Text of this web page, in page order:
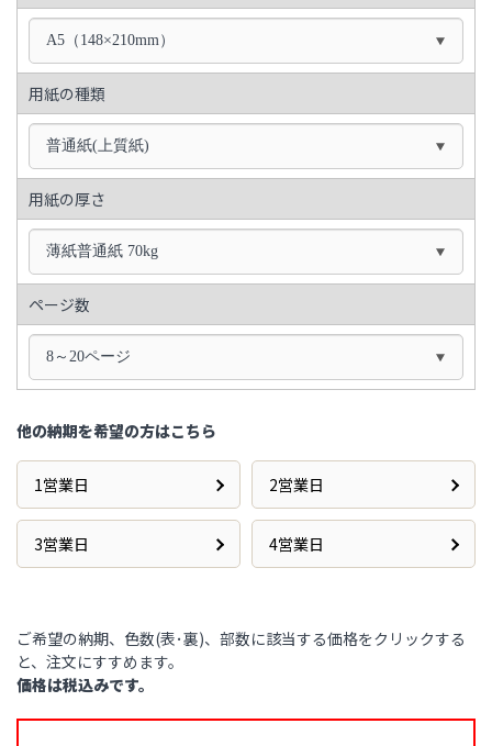
A5（148×210mm）
用紙の種類
普通紙(上質紙)
用紙の厚さ
薄紙普通紙 70kg
ページ数
8～20ページ
他の納期を希望の方はこちら
1営業日 2営業日
3営業日 4営業日
ご希望の納期、色数(表･裏)、部数に該当する価格をクリックする
と、注文にすすめます。
価格は税込みです。